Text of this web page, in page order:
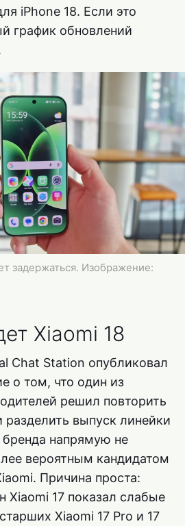
iPhone 18. Если это
график обновлений
задержаться. Изображение:
Xiaomi 18
Chat Station опубликовал
о том, что один из
решил повторить
разделить выпуск линейки
напрямую не
вероятным кандидатом
Причина проста:
Xiaomi 17 показал слабые
Xiaomi 17 Pro и 17